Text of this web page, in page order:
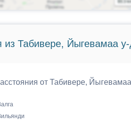
из Табивере, Йыгевамаа
от Табивере,